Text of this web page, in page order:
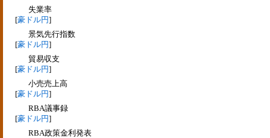
失業率
[豪ドル円]
景気先行指数
[豪ドル円]
貿易収支
[豪ドル円]
小売売上高
[豪ドル円]
RBA議事録
[豪ドル円]
RBA政策金利発表